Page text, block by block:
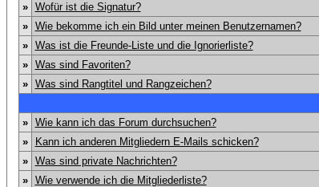
»
Wofür ist die Signatur?
»
Wie bekomme ich ein Bild unter meinen Benutzernamen?
»
Was ist die Freunde-Liste und die Ignorierliste?
»
Was sind Favoriten?
»
Was sind Rangtitel und Rangzeichen?
»
Wie kann ich das Forum durchsuchen?
»
Kann ich anderen Mitgliedern E-Mails schicken?
»
Was sind private Nachrichten?
»
Wie verwende ich die Mitgliederliste?